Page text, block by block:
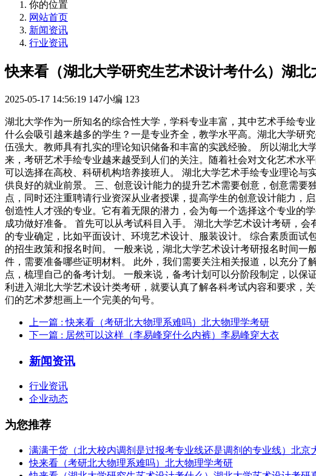
你的位置
网站首页
新闻资讯
行业资讯
快来看（湖北大学研究生艺术设计考什么）湖
2025-05-17 14:56:19 147小编 123
湖北大学作为一所知名的综合性大学，学科专业丰富，其中艺术手绘专
什么会吸引越来越多的学生？一是专业齐全，教学水平高。湖北大学研
伍强大。教师具有扎实的理论知识储备和丰富的实践经验。 所以湖北
来，考研艺术手绘专业越来越受到人们的关注。随着社会对文化艺术水
可以选择在高校、科研机构培养接班人。 湖北大学艺术手绘专业理论
供良好的就业前景。 三、创意设计能力的提升艺术需要创意，创意需
点，同时还注重聘请行业资深从业者授课，提高学生的创意设计能力，
创造性人才强的专业。它有着无限的潜力，会为每一个选择这个专业的
成功做好准备。 首先可以从考试科目入手。 湖北大学艺术设计考研，
的专业确定，比如平面设计、环境艺术设计、服装设计。 综合素质面
的招生政策和报名时间。 一般来说，湖北大学艺术设计考研报名时间
件，需要准备哪些证明材料。 此外，我们需要关注相关报道，以充分
点，梳理自己的备考计划。 一般来说，备考计划可以分阶段制定，以
利进入湖北大学艺术设计类考研，就要认真了解各科考试内容和要求，
们的艺术梦想画上一个完美的句号。
上一篇 : 快来看（考研北大物理系难吗）北大物理学考研
下一篇 : 居然可以这样（李易峰穿什么内裤）李易峰穿大衣
新闻资讯
行业资讯
企业动态
为您推荐
满满干货（北大校内调剂是过报考专业线还是调剂的专业线）北京
快来看（考研北大物理系难吗）北大物理学考研